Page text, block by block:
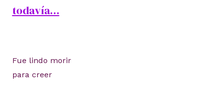
todavía…
Fue lindo morir
para creer